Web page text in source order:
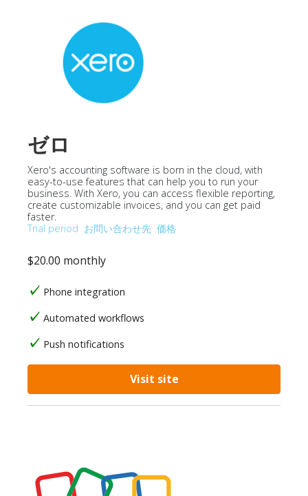
ゼロ
Xero's accounting software is born in the cloud, with
easy-to-use features that can help you to run your
business. With Xero, you can access flexible reporting,
create customizable invoices, and you can get paid
faster.
Trial period お問い合わせ先 価格
$20.00 monthly
Phone integration
Automated workflows
Push notifications
Visit site